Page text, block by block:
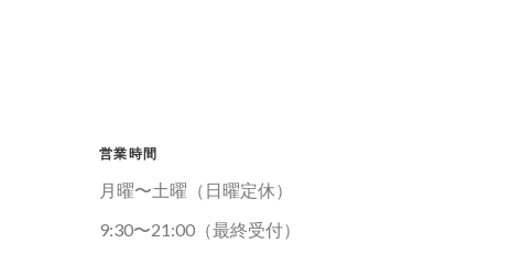
営業時間
月曜〜土曜（日曜定休）
9:30〜21:00（最終受付）